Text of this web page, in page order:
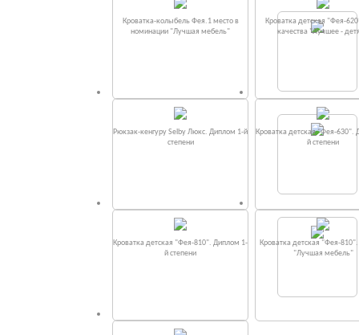
Кроватка-колыбель Фея.1 место в
номинации "Лучшая мебель"
Кроватка детская "Фея-
качества "Лучшее -
Рюкзак-кенгуру Selby Люкс. Диплом 1-й
степени
Кроватка детская "Фея-630".
й степени
Кроватка детская "Фея-810". Диплом 1-
й степени
Кроватка детская "Фея-
"Лучшая мебель"